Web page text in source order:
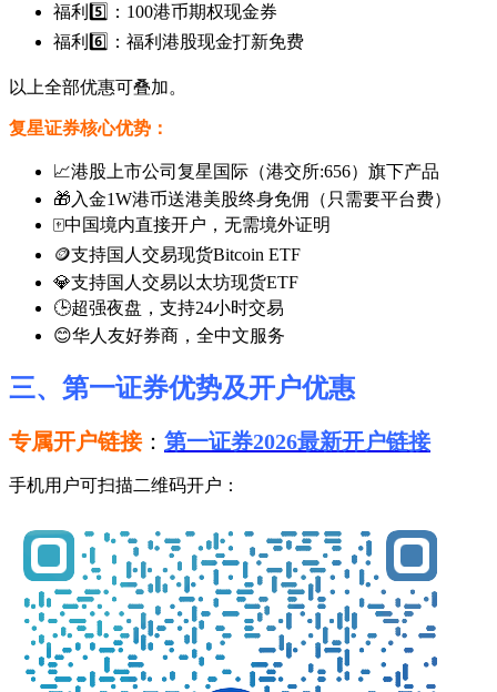
福利5️⃣：100港币期权现金券
福利6️⃣：福利港股现金打新免费
以上全部优惠可叠加。
复星证券核心优势：
📈港股上市公司复星国际（港交所:656）旗下产品
🎁入金1W港币送港美股终身免佣（只需要平台费）
🀄中国境内直接开户，无需境外证明
🪙支持国人交易现货Bitcoin ETF
💎支持国人交易以太坊现货ETF
🕒超强夜盘，支持24小时交易
😊华人友好券商，全中文服务
三、第一证券优势及开户优惠
专属开户链接： 第一证券2026最新开户链接
手机用户可扫描二维码开户：